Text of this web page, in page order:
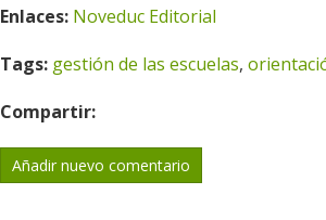
Enlaces: Noveduc Editorial
Tags: gestión de las escuelas,
Compartir:
Añadir nuevo comentario